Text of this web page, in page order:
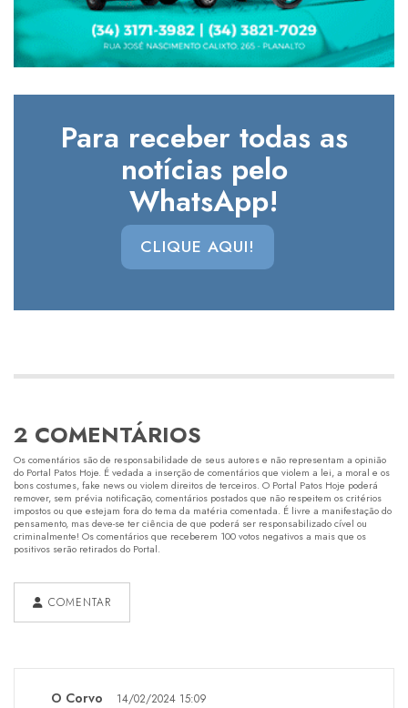
Para receber todas as
notícias pelo
WhatsApp!
CLIQUE AQUI!
2 COMENTÁRIOS
Os comentários são de responsabilidade de seus autores e não representam a opinião
do Portal Patos Hoje. É vedada a inserção de comentários que violem a lei, a moral e os
bons costumes, fake news ou violem direitos de terceiros. O Portal Patos Hoje poderá
remover, sem prévia notificação, comentários postados que não respeitem os critérios
impostos ou que estejam fora do tema da matéria comentada. É livre a manifestação do
pensamento, mas deve-se ter ciência de que poderá ser responsabilizado cível ou
criminalmente! Os comentários que receberem 100 votos negativos a mais que os
positivos serão retirados do Portal.
COMENTAR
O Corvo 14/02/2024 15:09